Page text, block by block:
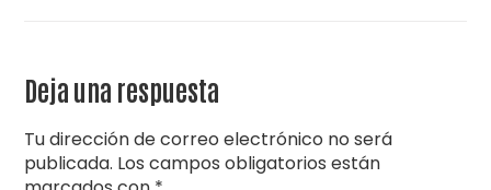
Deja una respuesta
Tu dirección de correo electrónico no será
publicada. Los campos obligatorios están